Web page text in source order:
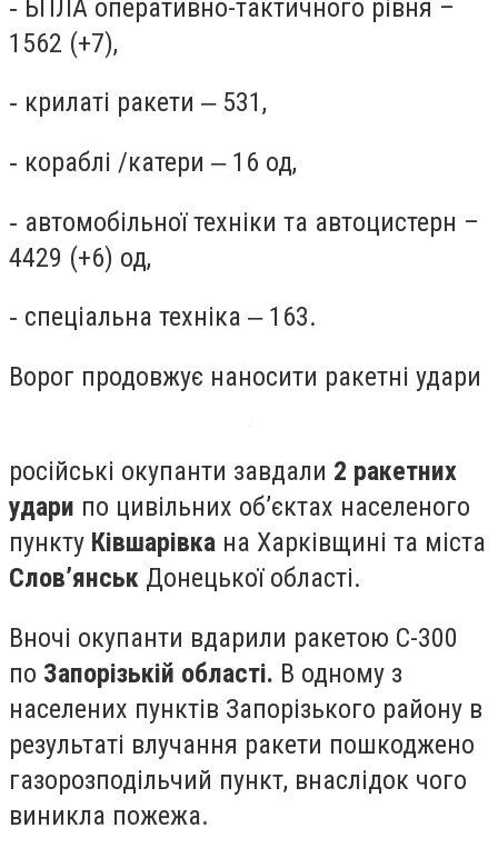
‐ БПЛА оперативно-тактичного рівня –
1562 (+7),
‐ крилаті ракети ‒ 531,
‐ кораблі /катери ‒ 16 од,
‐ автомобільної техніки та автоцистерн –
4429 (+6) од,
‐ спеціальна техніка ‒ 163.
Ворог продовжує наносити ракетні удари
російські окупанти завдали 2 ракетних
удари по цивільних об’єктах населеного
пункту Ківшарівка на Харківщині та міста
Слов’янськ Донецької області.
Вночі окупанти вдарили ракетою С-300
по Запорізькій області. В одному з
населених пунктів Запорізького району в
результаті влучання ракети пошкоджено
газорозподільчий пункт, внаслідок чого
виникла пожежа.